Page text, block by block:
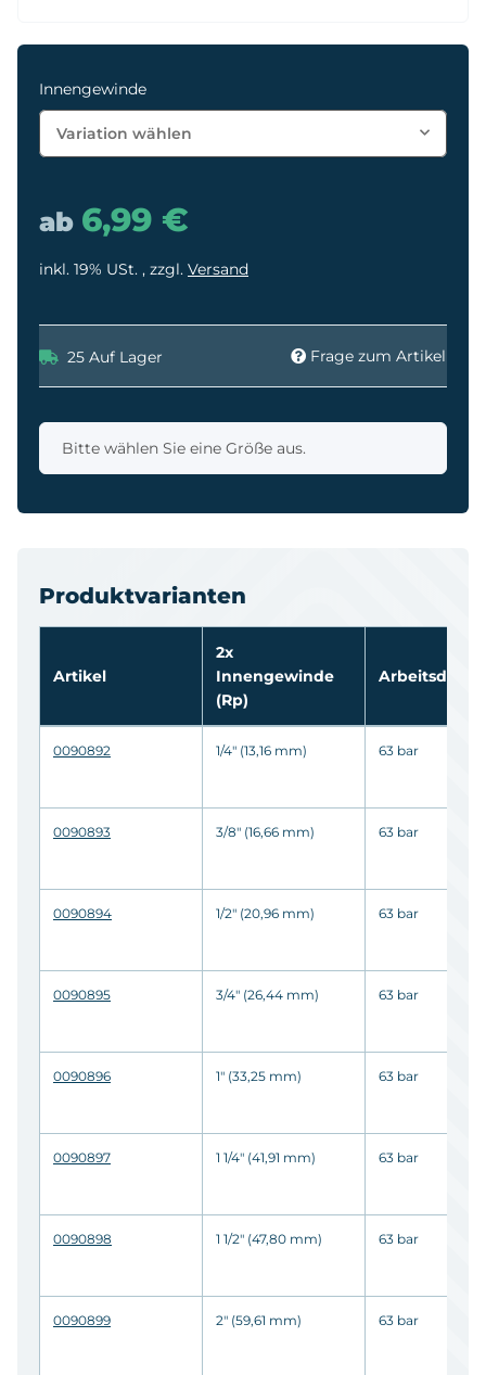
Innengewinde
Variation wählen
ab 6,99 €
inkl. 19% USt. , zzgl. Versand
25 Auf Lager Frage zum Artikel
x
Bitte wählen Sie eine Größe aus.
Produktvarianten
Artikel
2x
Innengewinde
(Rp)
Arbeitsdruck
0090892 1/4" (13,16 mm) 63 bar
0090893 3/8" (16,66 mm) 63 bar
0090894 1/2" (20,96 mm) 63 bar
0090895 3/4" (26,44 mm) 63 bar
0090896 1" (33,25 mm) 63 bar
0090897 1 1/4" (41,91 mm) 63 bar
0090898 1 1/2" (47,80 mm) 63 bar
0090899 2" (59,61 mm) 63 bar